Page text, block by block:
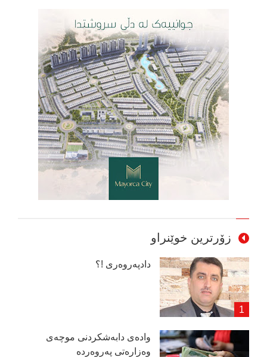
زۆرترین خوێنراو
دادپەروەری !؟
وادەی دابەشكردنی موچەی
وەزارەتی پەروەردە